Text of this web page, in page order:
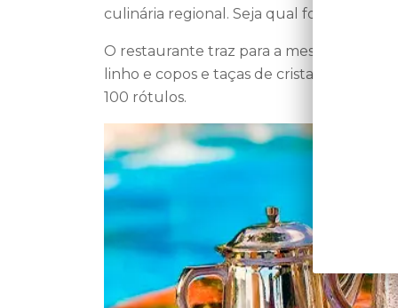
culinária regional. Seja qual for a
O restaurante traz para a mesa a
linho e copos e taças de cristal. E para
100 rótulos.